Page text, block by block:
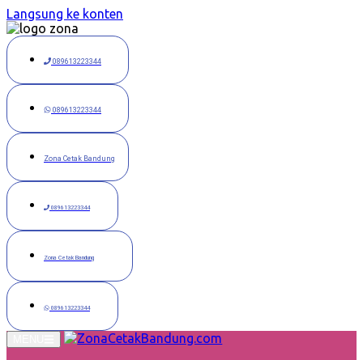
Langsung ke konten
089613223344
089613223344
Zona Cetak Bandung
089613223344
Zona Cetak Bandung
089613223344